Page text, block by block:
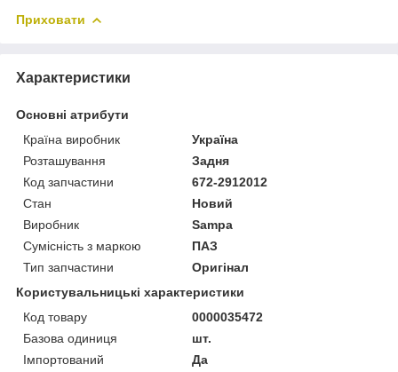
Приховати
Характеристики
Основні атрибути
Країна виробник
Україна
Розташування
Задня
Код запчастини
672-2912012
Стан
Новий
Виробник
Sampa
Сумісність з маркою
ПАЗ
Тип запчастини
Оригінал
Користувальницькі характеристики
Код товару
0000035472
Базова одиниця
шт.
Імпортований
Да